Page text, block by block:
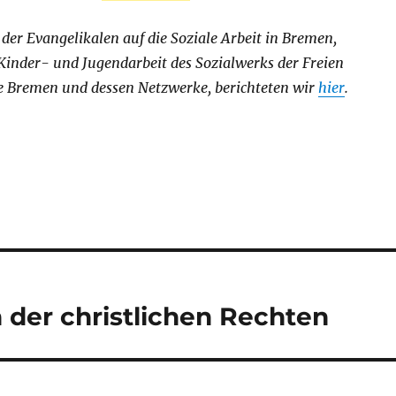
Evangelikalen auf die Soziale Arbeit in Bremen,
und Jugendarbeit des Sozialwerks der Freien
Bremen und dessen Netzwerke, berichteten wir hier.
christlichen Rechten